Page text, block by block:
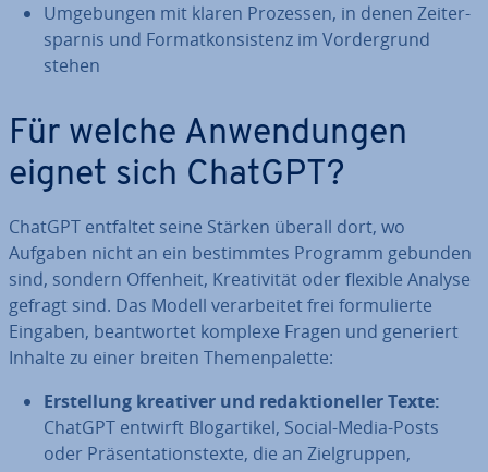
Um­ge­bun­gen mit klaren Prozessen, in denen Zeit­er­
spar­nis und For­mat­kon­sis­tenz im Vor­der­grund
stehen
Für welche An­wen­dun­gen
eignet sich ChatGPT?
ChatGPT entfaltet seine Stärken überall dort, wo
Aufgaben nicht an ein be­stimm­tes Programm gebunden
sind, sondern Offenheit, Krea­ti­vi­tät oder flexible Analyse
gefragt sind. Das Modell ver­ar­bei­tet frei for­mu­lier­te
Eingaben, be­ant­wor­tet komplexe Fragen und generiert
Inhalte zu einer breiten The­men­pa­let­te:
Er­stel­lung kreativer und re­dak­tio­nel­ler Texte:
ChatGPT entwirft Blog­ar­ti­kel, Social-Media-Posts
oder Prä­sen­ta­ti­ons­tex­te, die an Ziel­grup­pen,